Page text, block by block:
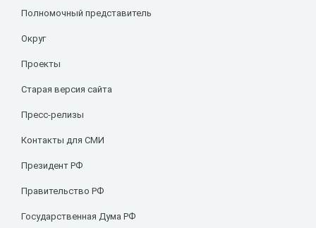
Полномочный представитель
Округ
Проекты
Старая версия сайта
Пресс-релизы
Контакты для СМИ
Президент РФ
Правительство РФ
Государственная Дума РФ